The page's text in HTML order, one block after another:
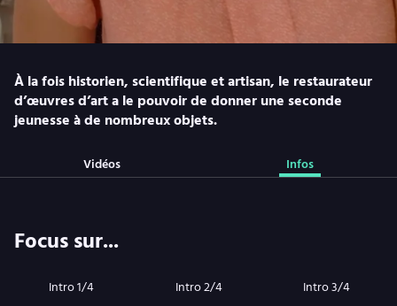
À la fois historien, scientifique et artisan, le restaurateur
d’œuvres d’art a le pouvoir de donner une seconde
jeunesse à de nombreux objets.
Vidéos Infos
Focus sur...
Intro 1/4 Intro 2/4 Intro 3/4